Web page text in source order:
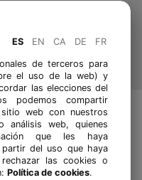
ES EN CA DE FR
de terceros para
el uso de la web) y
las elecciones del
podemos compartir
web con nuestros
análisis web, quienes
que les haya
del uso que haya
las cookies o
Política de cookies.